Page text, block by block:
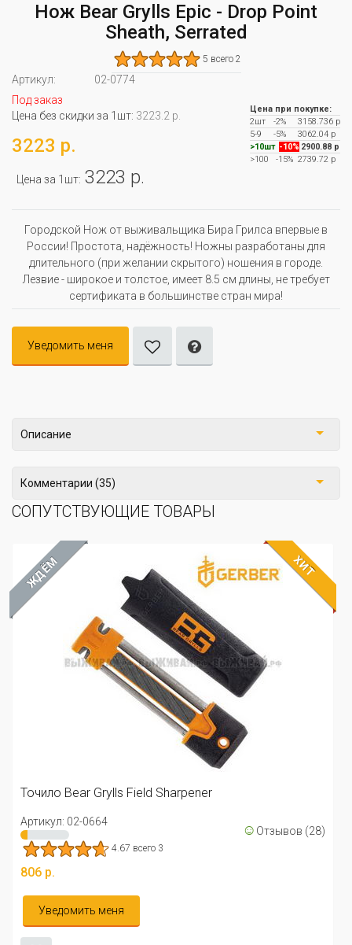
Нож Bear Grylls Epic - Drop Point
Sheath, Serrated
5 всего 2
Артикул:
02-0774
Под заказ
Цена без скидки за 1шт: 3223.2 р.
3223 р.
Цена за 1шт: 3223 р.
Цена при покупке:
2шт
-2%
3158.736 р
5-9
-5%
3062.04 р
>10шт -10% 2900.88 р
>100
-15% 2739.72 р
Городской Нож от выживальщика Бира Грилса впервые в
России! Простота, надёжность! Ножны разработаны для
длительного (при желании скрытого) ношения в городе.
Лезвие - широкое и толстое, имеет 8.5 см длины, не требует
сертификата в большинстве стран мира!
Уведомить меня
Описание
Комментарии (35)
СОПУТСТВУЮЩИЕ ТОВАРЫ
ЖДЁМ ХИТ
Точило Bear Grylls Field Sharpener
Артикул: 02-0664 ☺ Отзывов (28)
4.67 всего 3
806 р.
Уведомить меня